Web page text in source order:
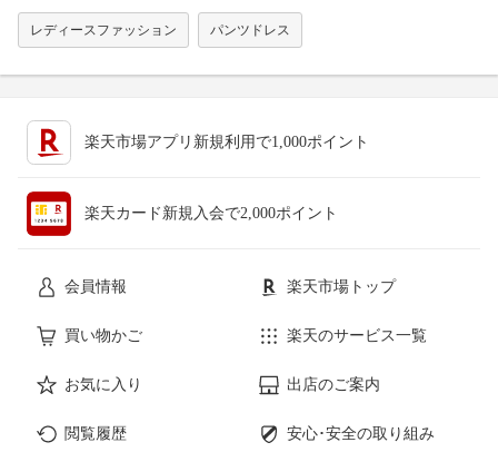
レディースファッション パンツドレス
楽天市場アプリ新規利用で1,000ポイント
楽天カード新規入会で2,000ポイント
会員情報 楽天市場トップ
買い物かご 楽天のサービス一覧
お気に入り 出店のご案内
閲覧履歴 安心･安全の取り組み